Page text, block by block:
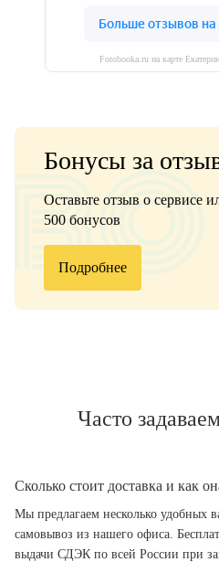
Fotobooka.ru на карте
Бонусы за
Оставьте отзыв о сервисе
500 бонусов
Подробнее
Часто
Сколько стоит доставка и как
Мы предлагаем несколько удобных
самовывоз из нашего офиса.
выдачи СДЭК по всей России при